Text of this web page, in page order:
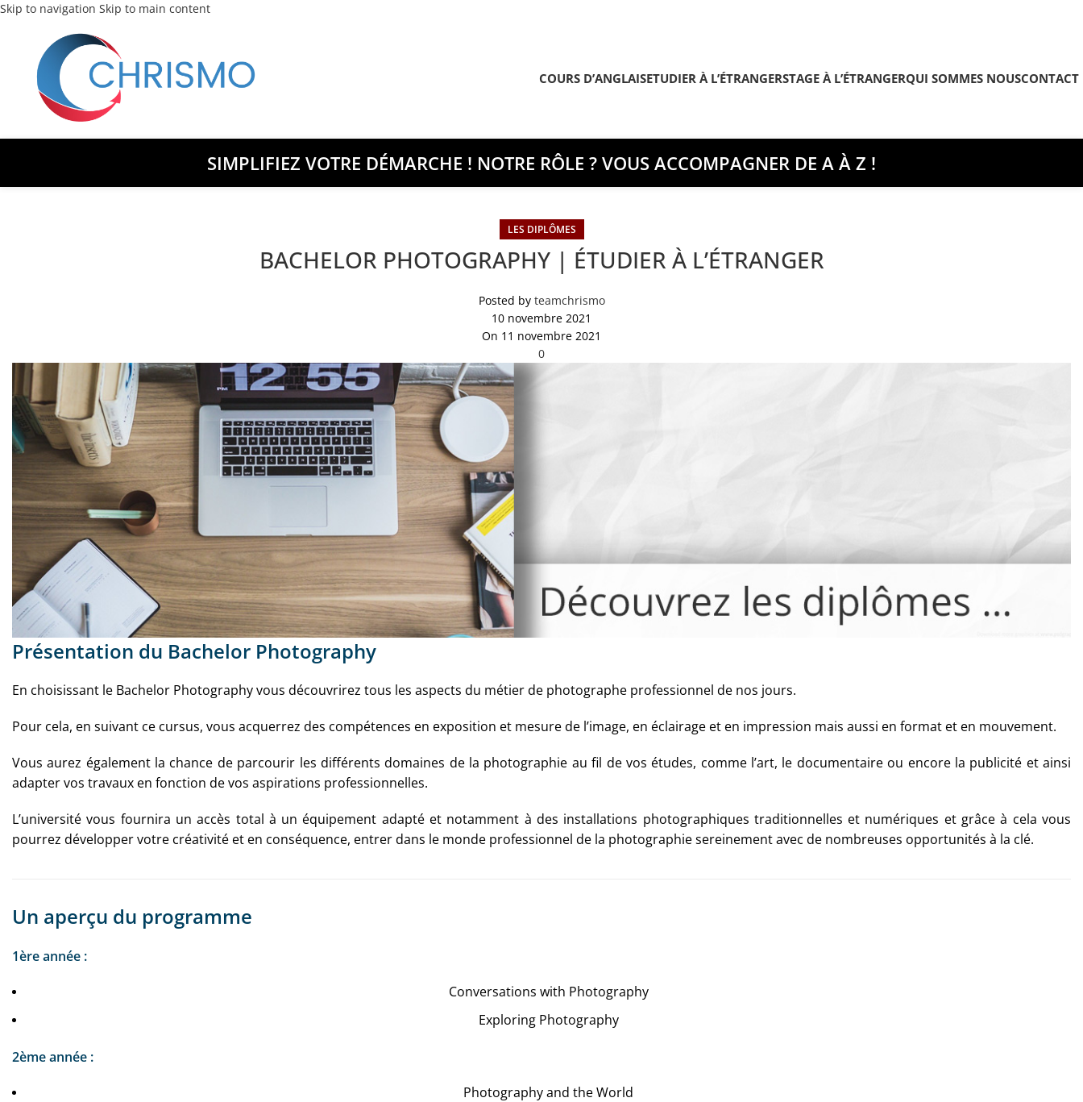
Skip to navigation Skip to main content
COURS D’ANGLAISETUDIER À L’ÉTRANGERSTAGE À L’ÉTRANGERQUI SOMMES NOUSCONTACT
SIMPLIFIEZ VOTRE DÉMARCHE ! NOTRE RÔLE ? VOUS ACCOMPAGNER DE A À Z !
LES DIPLÔMES
BACHELOR PHOTOGRAPHY | ÉTUDIER À L’ÉTRANGER
Posted by teamchrismo
10 novembre 2021
On 11 novembre 2021
0
Présentation du Bachelor Photography
En choisissant le Bachelor Photography vous découvrirez tous les aspects du métier de photographe professionnel de nos jours.
Pour cela, en suivant ce cursus, vous acquerrez des compétences en exposition et mesure de l’image, en éclairage et en impression mais aussi en format et en mouvement.
Vous aurez également la chance de parcourir les différents domaines de la photographie au fil de vos études, comme l’art, le documentaire ou encore la publicité et ainsi
adapter vos travaux en fonction de vos aspirations professionnelles.
L’université vous fournira un accès total à un équipement adapté et notamment à des installations photographiques traditionnelles et numériques et grâce à cela vous
pourrez développer votre créativité et en conséquence, entrer dans le monde professionnel de la photographie sereinement avec de nombreuses opportunités à la clé.
Un aperçu du programme
1ère année :
Conversations with Photography
Exploring Photography
2ème année :
Photography and the World